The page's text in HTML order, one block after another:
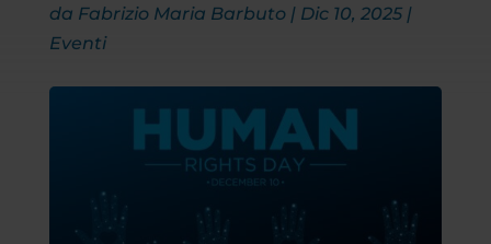
da Fabrizio Maria Barbuto| Dic 10, 2025|
Eventi